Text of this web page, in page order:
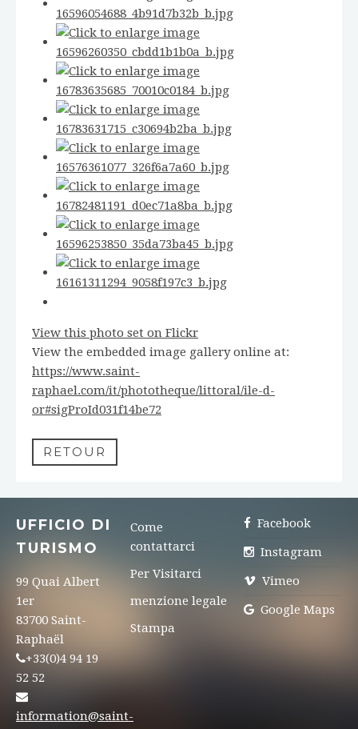
View this photo set on Flickr
View the embedded image gallery online at:
https://www.saint-
raphael.com/it/phototheque/littoral/ile-d-
or#sigProId031f14be72
RETOUR
UFFICIO DI
TURISMO
99 Quai Albert
1er
83700 Saint-
Raphaël
+33(0)4 94 19
52 52
information@saint-
Come
contattarci
Per Visitarci
menzione legale
Stampa
Facebook
Instagram
Vimeo
Google Maps